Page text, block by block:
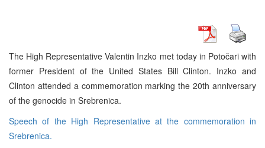
The High Representative Valentin Inzko met today in Potočari with
former President of the United States Bill Clinton. Inzko and
Clinton attended a commemoration marking the 20th anniversary
of the genocide in Srebrenica.
Speech of the High Representative at the commemoration in
Srebrenica.